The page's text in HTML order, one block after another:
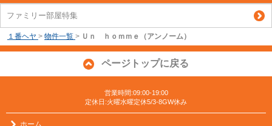
ファミリー部屋特集
１番ヘヤ > 物件一覧 > Ｕｎ ｈｏｍｍｅ（アンノーム）
ページトップに戻る
営業時間:09:00-19:00
定休日:火曜水曜定休5/3-8GW休み